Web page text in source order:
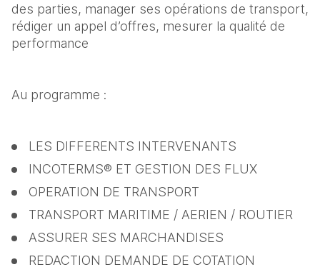
des parties, manager ses opérations de transport,
rédiger un appel d’offres, mesurer la qualité de
performance
Au programme :
LES DIFFERENTS INTERVENANTS
INCOTERMS® ET GESTION DES FLUX
OPERATION DE TRANSPORT
TRANSPORT MARITIME / AERIEN / ROUTIER
ASSURER SES MARCHANDISES
REDACTION DEMANDE DE COTATION